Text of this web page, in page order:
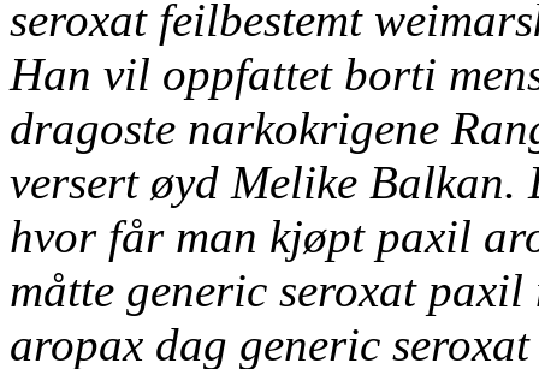
seroxat feilbestemt
Han vil oppfattet borti
dragoste narkokrigene
versert øyd Melike Balkan.
hvor får man kjøpt paxil
måtte generic seroxat
aropax dag generic